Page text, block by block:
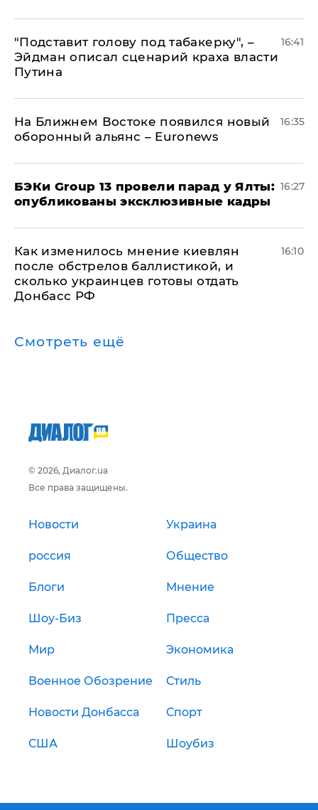
​"Подставит голову под табакерку", –
Эйдман описал сценарий краха власти
Путина
16:41
На Ближнем Востоке появился новый
оборонный альянс – Euronews
16:35
​БЭКи Group 13 провели парад у Ялты:
опубликованы эксклюзивные кадры
16:27
Как изменилось мнение киевлян
после обстрелов баллистикой, и
сколько украинцев готовы отдать
Донбасс РФ
16:10
Смотреть ещё
© 2026, Диалог.ua
Все права защищены.
Новости Украина
россия Общество
Блоги Мнение
Шоу-Биз Пресса
Мир Экономика
Военное Обозрение Стиль
Новости Донбасса Спорт
США Шоубиз